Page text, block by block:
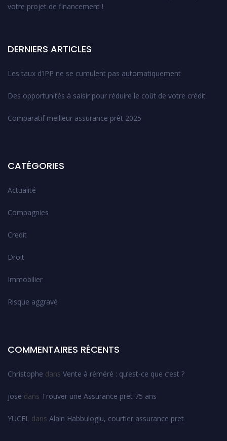
votre projet de financement !
DERNIERS ARTICLES
Les taux d’IPP ne se cumulent pas automatiquement
Des opportunités à saisir pour réduire le coût de votre crédit
Comparatif meilleur assurance prêt 2025
CATÉGORIES
Actualité
Compagnies
Credit
Droit
Immobilier
Risque aggravé
COMMENTAIRES RÉCENTS
Christophe dans Vente à réméré : qu’est-ce que c’est ?
jose dans Trouver une Assurance pret 75 ans
YUCEL dans Alain Habbuloglu, courtier assurance pret